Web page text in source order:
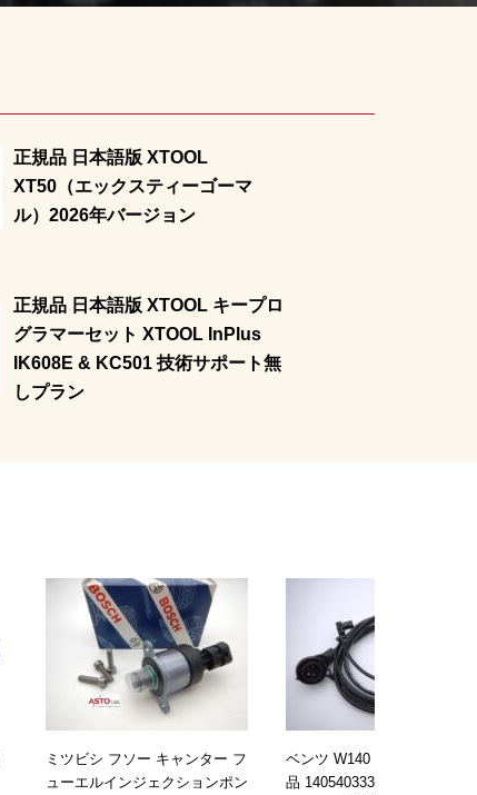
正規品 日本語版 XTOOL
XT50（エックスティーゴーマ
ル）2026年バージョン
正規品 日本語版 XTOOL キープロ
グラマーセット XTOOL InPlus
IK608E & KC501 技術サポート無
しプラン
ミツビシ フソー キャンター フ
ューエルインジェクションポン
ベンツ W140 ハーネス 社外
品 1405403330